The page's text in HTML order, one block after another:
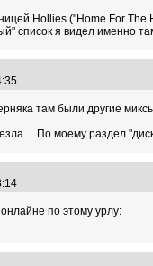
Hollies ("Home For The
список я видел именно
там были другие
По моему раздел
по этому урлу: